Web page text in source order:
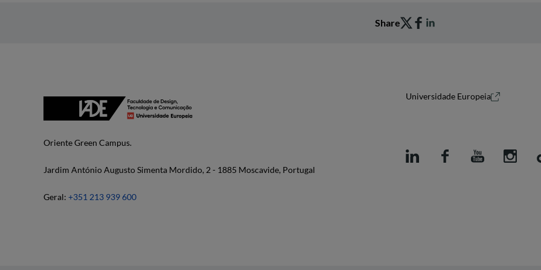
Share
Oriente Green Campus.
Jardim António Augusto Simenta Mordido, 2 - 1885 Moscavide, Portugal
Geral: +351 213 939 600
Universidade Europeia